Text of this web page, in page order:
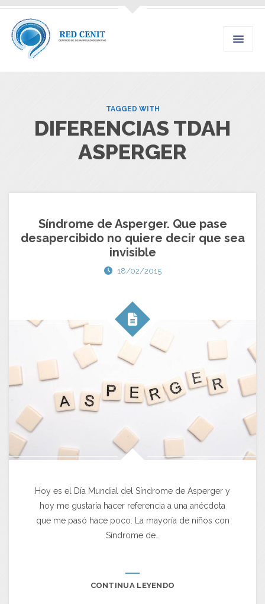
TAGGED WITH
DIFERENCIAS TDAH
ASPERGER
Síndrome de Asperger. Que pase
desapercibido no quiere decir que sea
invisible
18/02/2015
Hoy es el Día Mundial del Síndrome de Asperger y
hoy me gustaría hacer referencia a una anécdota
que me pasó hace poco. La mayoría de niños con
Síndrome de…
CONTINUA LEYENDO